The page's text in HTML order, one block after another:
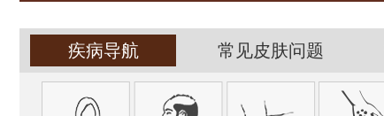
疾病导航 常见皮肤问题